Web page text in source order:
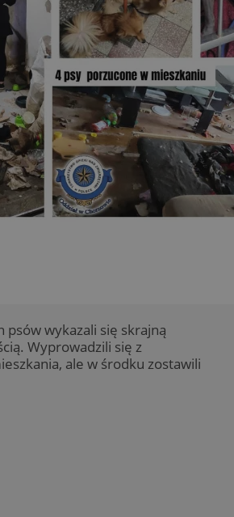
psów wykazali się skrajną
Wyprowadzili się z
ale w środku zostawili